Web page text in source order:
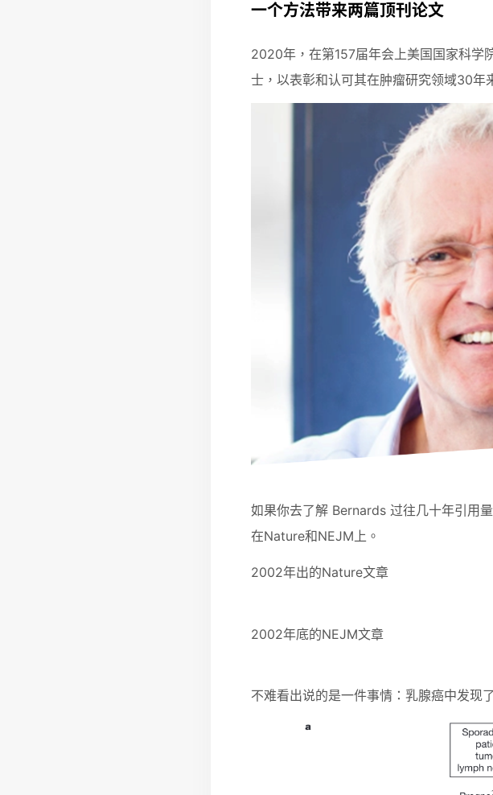
一个方法带来两篇顶刊论文
2020年，在第157届年会上美国国家科学
士，以表彰和认可其在肿瘤研究领域30年
如果你去了解 Bernards 过往几十年引用
在Nature和NEJM上。
2002年出的Nature文章